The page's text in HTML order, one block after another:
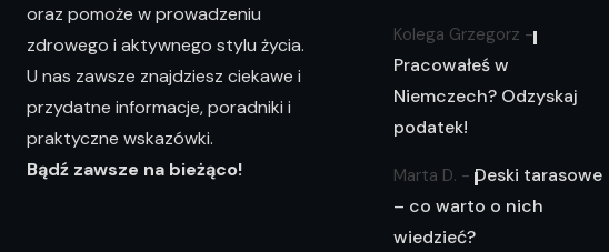
oraz pomoże w prowadzeniu
zdrowego i aktywnego stylu życia.
U nas zawsze znajdziesz ciekawe i
przydatne informacje, poradniki i
praktyczne wskazówki.
Bądź zawsze na bieżąco!
Kolega Grzegorz -
Pracowałeś w
Niemczech? Odzyskaj
podatek!
Marta D. - Deski tarasowe
– co warto o nich
wiedzieć?